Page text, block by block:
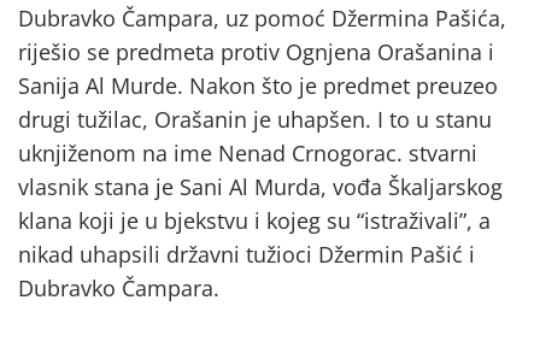
Dubravko Čampara, uz pomoć Džermina Pašića,
riješio se predmeta protiv Ognjena Orašanina i
Sanija Al Murde. Nakon što je predmet preuzeo
drugi tužilac, Orašanin je uhapšen. I to u stanu
uknjiženom na ime Nenad Crnogorac. stvarni
vlasnik stana je Sani Al Murda, vođa Škaljarskog
klana koji je u bjekstvu i kojeg su “istraživali”, a
nikad uhapsili državni tužioci Džermin Pašić i
Dubravko Čampara.